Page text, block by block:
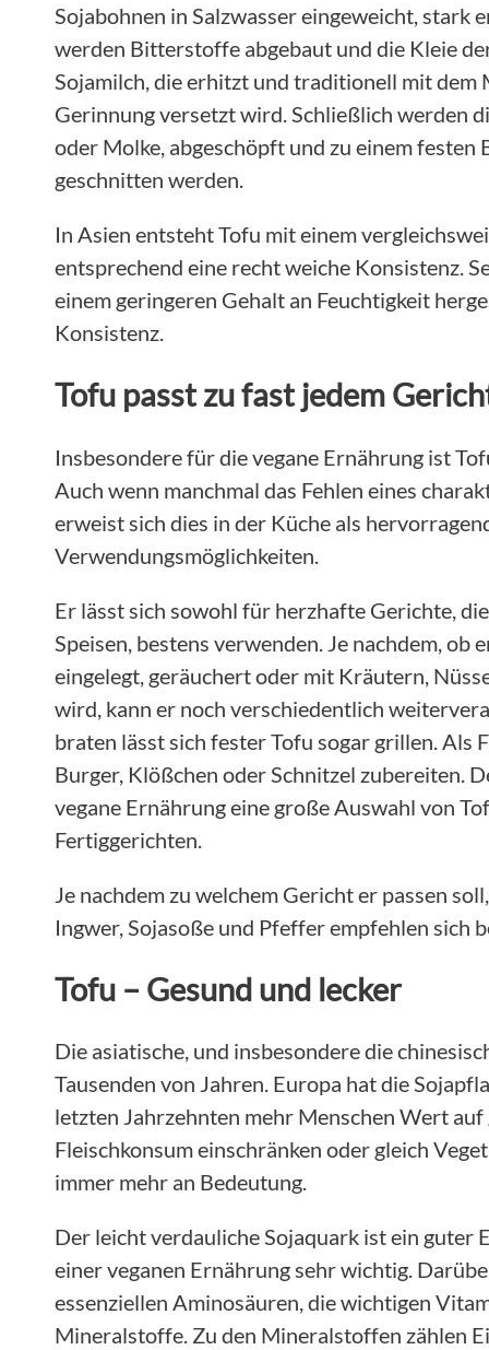
Sojabohnen in Salzwasser eingeweicht,
werden Bitterstoffe abgebaut und die Kleie
Sojamilch, die erhitzt und traditionell mit
Gerinnung versetzt wird. Schließlich werden
oder Molke, abgeschöpft und zu einem festen
geschnitten werden.
In Asien entsteht Tofu mit einem
entsprechend eine recht weiche Konsistenz.
einem geringeren Gehalt an Feuchtigkeit
Konsistenz.
Tofu passt zu fast jedem
Insbesondere für die vegane Ernährung ist
Auch wenn manchmal das Fehlen eines
erweist sich dies in der Küche als
Verwendungsmöglichkeiten.
Er lässt sich sowohl für herzhafte Gerichte,
Speisen, bestens verwenden. Je nachdem,
eingelegt, geräuchert oder mit Kräutern,
wird, kann er noch verschiedentlich
braten lässt sich fester Tofu sogar grillen. Als
Burger, Klößchen oder Schnitzel zubereiten.
vegane Ernährung eine große Auswahl von
Fertiggerichten.
Je nachdem zu welchem Gericht er passen
Ingwer, Sojasoße und Pfeffer empfehlen sich
Tofu – Gesund und lecker
Die asiatische, und insbesondere die
Tausenden von Jahren. Europa hat die
letzten Jahrzehnten mehr Menschen Wert
Fleischkonsum einschränken oder gleich
immer mehr an Bedeutung.
Der leicht verdauliche Sojaquark ist ein guter
einer veganen Ernährung sehr wichtig.
essenziellen Aminosäuren, die wichtigen
Mineralstoffe. Zu den Mineralstoffen zählen